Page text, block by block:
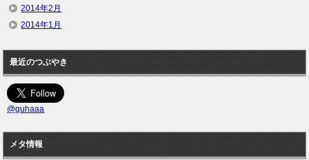
2014年2月
2014年1月
最近のつぶやき
@guhaaa
メタ情報